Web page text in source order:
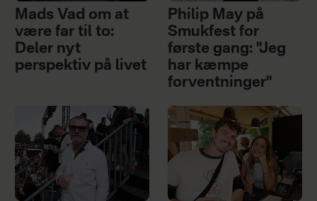
Mads Vad om at
være far til to:
Deler nyt
perspektiv på livet
Philip May på
Smukfest for
første gang: "Jeg
har kæmpe
forventninger"